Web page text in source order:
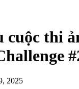
cuộc thi
2025